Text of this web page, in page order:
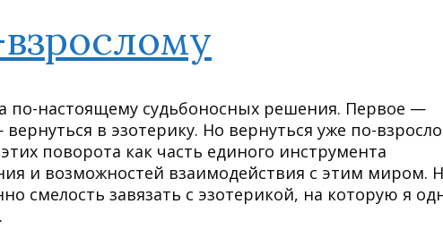
по-настоящему судьбоносных решения. Первое —
в эзотерику. Но вернуться уже по-
поворота как часть единого инструмента
и возможностей взаимодействия с этим миром.
смелость завязать с эзотерикой, на которую я